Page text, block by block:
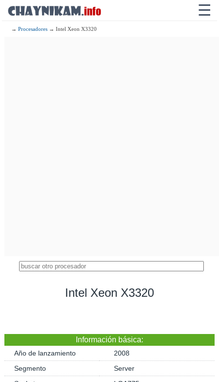
☰
→Procesadores → Intel Xeon X3320
Intel Xeon X3320
Información básica:
Año de lanzamiento
2008
Segmento
Server